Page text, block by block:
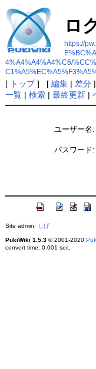
ロ
https://
4%A4%A4%A4%C6/
[ トップ] [ 編集| 差分|
一覧| 検索| 最終更新|
ユーザー名:
パスワード:
Site admin: しげ
PukiWiki 1.5.3© 2001-2020
convert time: 0.001 sec.